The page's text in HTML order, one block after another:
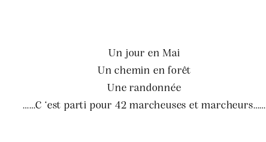
Un jour en Mai
Un chemin en forêt
Une randonnée
……C ‘est parti pour 42 marcheuses et marcheurs……